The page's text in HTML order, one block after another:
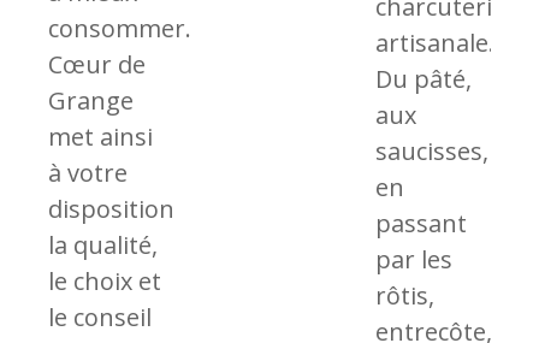
consommer.
Cœur de
Grange
met ainsi
à votre
disposition
la qualité,
le choix et
le conseil
charcuterie
artisanale.
Du pâté,
aux
saucisses,
en
passant
par les
rôtis,
entrecôte,